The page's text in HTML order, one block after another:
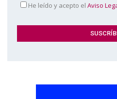
He leído y acepto el Aviso